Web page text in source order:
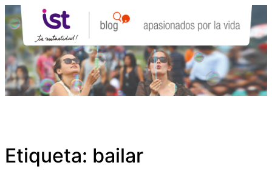
Saltar
al
contenido
Etiqueta: bailar